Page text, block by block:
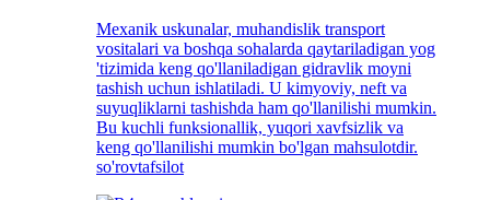
Mexanik uskunalar, muhandislik transport
vositalari va boshqa sohalarda qaytariladigan yog
'tizimida keng qo'llaniladigan gidravlik moyni
tashish uchun ishlatiladi. U kimyoviy, neft va
suyuqliklarni tashishda ham qo'llanilishi mumkin.
Bu kuchli funksionallik, yuqori xavfsizlik va
keng qo'llanilishi mumkin bo'lgan mahsulotdir.
so'rovtafsilot